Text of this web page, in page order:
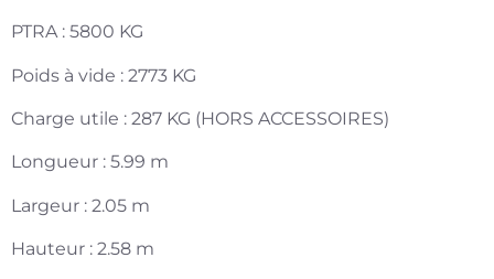
PTRA : 5800 KG
Poids à vide : 2773 KG
Charge utile : 287 KG (HORS ACCESSOIRES)
Longueur : 5.99 m
Largeur : 2.05 m
Hauteur : 2.58 m